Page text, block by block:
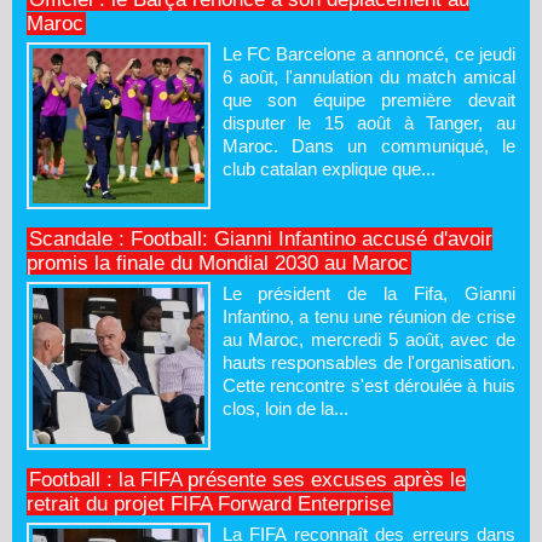
Maroc
Le FC Barcelone a annoncé, ce jeudi
6 août, l'annulation du match amical
que son équipe première devait
disputer le 15 août à Tanger, au
Maroc. Dans un communiqué, le
club catalan explique que...
Scandale : Football: Gianni Infantino accusé d'avoir
promis la finale du Mondial 2030 au Maroc
Le président de la Fifa, Gianni
Infantino, a tenu une réunion de crise
au Maroc, mercredi 5 août, avec de
hauts responsables de l'organisation.
Cette rencontre s'est déroulée à huis
clos, loin de la...
Football : la FIFA présente ses excuses après le
retrait du projet FIFA Forward Enterprise
La FIFA reconnaît des erreurs dans